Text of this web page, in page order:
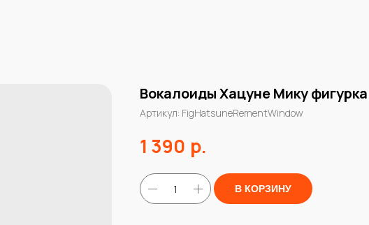
Вокалоиды Хацуне Мику фигурка
Артикул: FigHatsuneRementWindow
1 390 р.
В КОРЗИНУ